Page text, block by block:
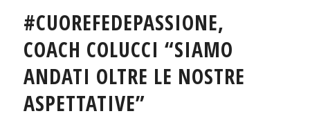
#CUOREFEDEPASSIONE,
COACH COLUCCI “SIAMO
ANDATI OLTRE LE NOSTRE
ASPETTATIVE”